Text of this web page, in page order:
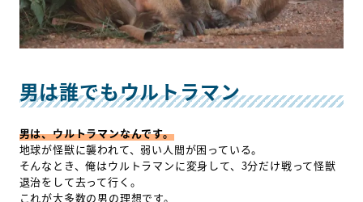
男は誰でもウルトラマン
男は、ウルトラマンなんです。
地球が怪獣に襲われて、弱い人間が困っている。
そんなとき、俺はウルトラマンに変身して、3分だけ戦って怪獣
退治をして去って行く。
これが大多数の男の理想です。